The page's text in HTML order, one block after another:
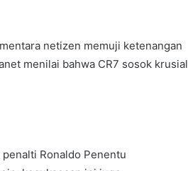
netizen memuji ketenangan
menilai bahwa CR7 sosok krusial
Ronaldo Penentu